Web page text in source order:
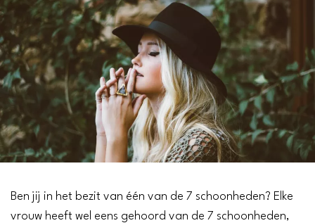
Ben jij in het bezit van één van de 7 schoonheden? Elke
vrouw heeft wel eens gehoord van de 7 schoonheden,